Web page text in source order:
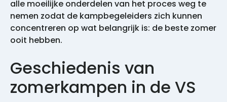
alle moeilijke onderdelen van het proces weg te
nemen zodat de kampbegeleiders zich kunnen
concentreren op wat belangrijk is: de beste zomer
ooit hebben.
Geschiedenis van
zomerkampen in de VS